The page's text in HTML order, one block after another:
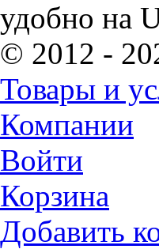
удобно на
© 2012 -
Товары и
Компании
Войти
Корзина
Добавить